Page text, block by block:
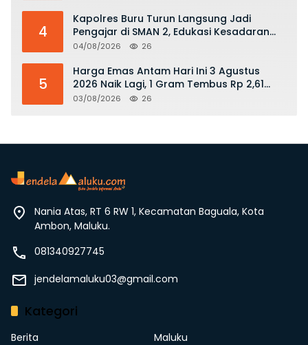
4
Kapolres Buru Turun Langsung Jadi
Pengajar di SMAN 2, Edukasi Kesadaran
Hukum dan Stop Kekerasan
04/08/2026 26
5
Harga Emas Antam Hari Ini 3 Agustus
2026 Naik Lagi, 1 Gram Tembus Rp 2,61
Juta
03/08/2026 26
Nania Atas, RT 6 RW 1, Kecamatan Baguala, Kota
Ambon, Maluku.
081340927745
jendelamaluku03@gmail.com
Kategori
Berita
Maluku